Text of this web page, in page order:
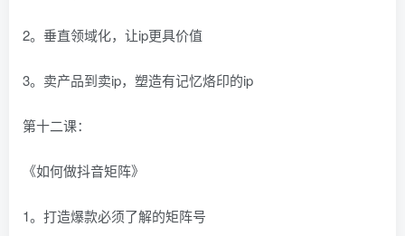
2。垂直领域化，让ip更具价值
3。卖产品到卖ip，塑造有记忆烙印的ip
第十二课：
《如何做抖音矩阵》
1。打造爆款必须了解的矩阵号